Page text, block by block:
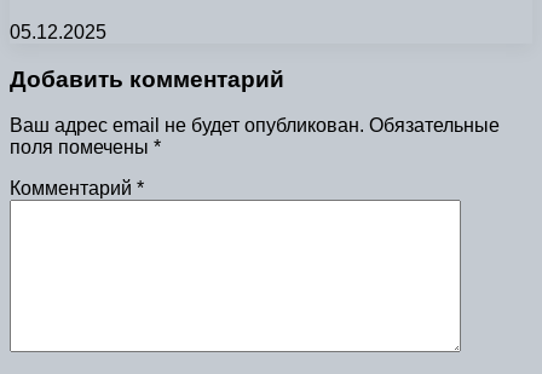
05.12.2025
Добавить комментарий
Ваш адрес email не будет опубликован. Обязательные
поля помечены *
Комментарий *